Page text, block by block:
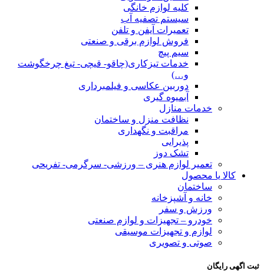
کلیه لوازم خانگی
سیستم تصفیه آب
تعمیرات آیفن و تلفن
فروش لوازم برقی و صنعتی
سیم پیچ
خدمات تیزکاری(چاقو- قیچی- تیغ چرخگوشت
و…)
دوربین عکاسی و فیلمبرداری
آبمیوه گیری
خدمات منازل
نظافت منزل و ساختمان
مراقبت و نگهداری
پذیرایی
تشک دوز
تعمیر لوازم هنری – ورزشی- سرگرمی- تفریحی
کالا یا محصول
ساختمان
خانه و آشپزخانه
ورزش و سفر
خودرو – تجهیزات و لوازم صنعتی
لوازم و تجهیزات موسیقی
صوتی و تصویری
ثبت اگهی رایگان